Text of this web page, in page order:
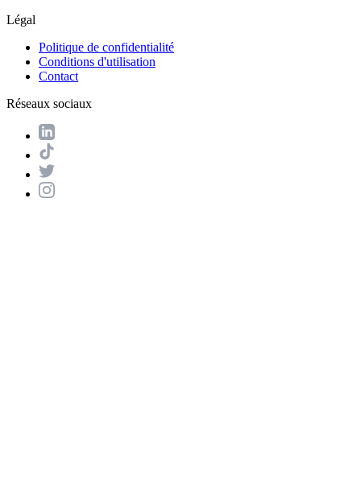
Légal
Politique de confidentialité
Conditions d'utilisation
Contact
Réseaux sociaux